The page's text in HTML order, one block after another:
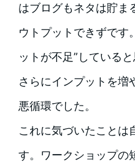
はブログもネタは貯ま
ウトプットできずです
ットが不足”している
さらにインプットを増
悪循環でした。
これに気づいたことは
す。ワークショップの